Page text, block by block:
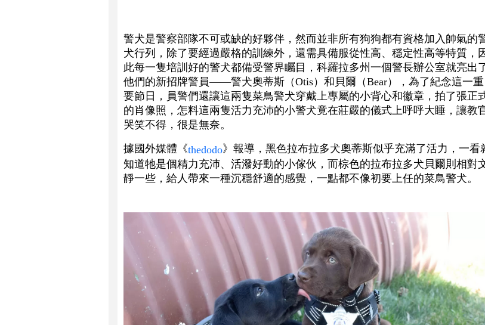
警犬是警察部隊不可或缺的好夥伴，然而並非所有狗狗都有資格加入帥氣的
犬行列，除了要經過嚴格的訓練外，還需具備服從性高、穩定性高等特質，
此每一隻培訓好的警犬都備受警界矚目，科羅拉多州一個警長辦公室就亮出
他們的新招牌警員——警犬奧蒂斯（Otis）和貝爾（Bear），為了紀念這一重
要節日，員警們還讓這兩隻菜鳥警犬穿戴上專屬的小背心和徽章，拍了張正
的肖像照，怎料這兩隻活力充沛的小警犬竟在莊嚴的儀式上呼呼大睡，讓教
哭笑不得，很是無奈。
據國外媒體《thedodo》報導，黑色拉布拉多犬奧蒂斯似乎充滿了活力，一看
知道牠是個精力充沛、活潑好動的小傢伙，而棕色的拉布拉多犬貝爾則相對
靜一些，給人帶來一種沉穩舒適的感覺，一點都不像初要上任的菜鳥警犬。